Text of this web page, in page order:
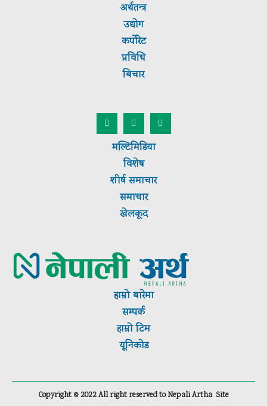
अर्थतन्त्र
उद्योग
कर्पाेरेट
प्रविधि
बिचार
मल्टिमिडिया
विशेष
शीर्षसमाचार
समाचार
खेलकूद
हाम्रो बारेमा
सम्पर्क
हाम्रो टिम
यूनिकोड
Copyright © 2022All right reserved to Nepali Artha Site